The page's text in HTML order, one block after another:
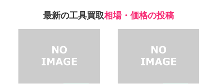
最新の工具買取相場・価格の投稿